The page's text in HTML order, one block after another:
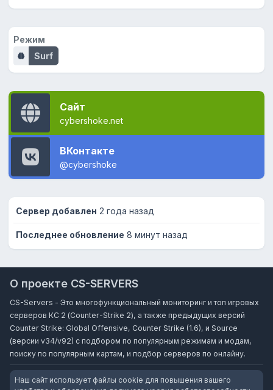
Режим
Surf
Сайт
cybershoke.net
ВКонтакте
@cybershoke
Сервер добавлен 2 года назад
Последнее обновление 8 минут назад
О проекте CS-SERVERS
CS-Servers - Это многофункциональный мониторинг и топ игровых
серверов КС 2 (Counter-Strike 2), а также предыдущих версий
Counter Strike: Global Offensive, Counter Strike (1.6), и Source
(версии v34/v92) с подбором по популярным режимам и модам,
поиску по популярным картам, и подбор серверов по онлайну.
Наш сайт использует файлы cookie для повышения вашего